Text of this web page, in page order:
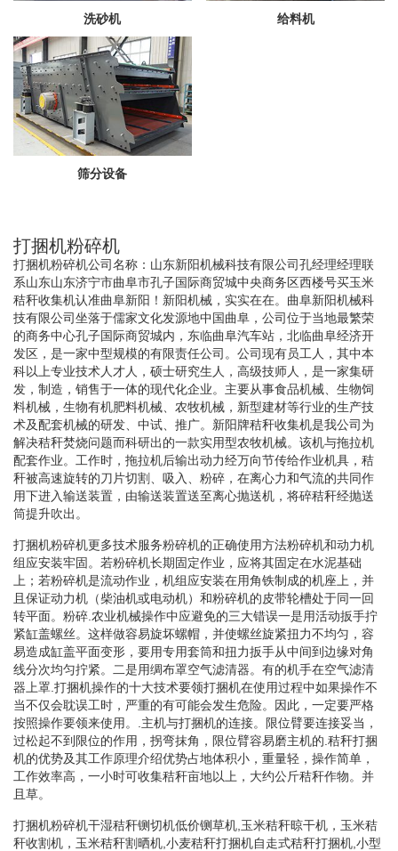
洗砂机 给料机
筛分设备
打捆机粉碎机
打捆机粉碎机公司名称：山东新阳机械科技有限公司孔经理经理联
系山东山东济宁市曲阜市孔子国际商贸城中央商务区西楼号买玉米
秸秆收集机认准曲阜新阳！新阳机械，实实在在。曲阜新阳机械科
技有限公司坐落于儒家文化发源地中国曲阜，公司位于当地最繁荣
的商务中心孔子国际商贸城内，东临曲阜汽车站，北临曲阜经济开
发区，是一家中型规模的有限责任公司。公司现有员工人，其中本
科以上专业技术人才人，硕士研究生人，高级技师人，是一家集研
发，制造，销售于一体的现代化企业。主要从事食品机械、生物饲
料机械，生物有机肥料机械、农牧机械，新型建材等行业的生产技
术及配套机械的研发、中试、推广。新阳牌秸秆收集机是我公司为
解决秸秆焚烧问题而科研出的一款实用型农牧机械。该机与拖拉机
配套作业。工作时，拖拉机后输出动力经万向节传给作业机具，秸
秆被高速旋转的刀片切割、吸入、粉碎，在离心力和气流的共同作
用下进入输送装置，由输送装置送至离心抛送机，将碎秸秆经抛送
筒提升吹出。
打捆机粉碎机更多技术服务粉碎机的正确使用方法粉碎机和动力机
组应安装牢固。若粉碎机长期固定作业，应将其固定在水泥基础
上；若粉碎机是流动作业，机组应安装在用角铁制成的机座上，并
且保证动力机（柴油机或电动机）和粉碎机的皮带轮槽处于同一回
转平面。粉碎.农业机械操作中应避免的三大错误一是用活动扳手拧
紧缸盖螺丝。这样做容易旋坏螺帽，并使螺丝旋紧扭力不均匀，容
易造成缸盖平面变形，要用专用套筒和扭力扳手从中间到边缘对角
线分次均匀拧紧。二是用绸布罩空气滤清器。有的机手在空气滤清
器上罩.打捆机操作的十大技术要领打捆机在使用过程中如果操作不
当不仅会耽误工时，严重的有可能会发生危险。因此，一定要严格
按照操作要领来使用。.主机与打捆机的连接。限位臂要连接妥当，
过松起不到限位的作用，拐弯抹角，限位臂容易磨主机的.秸秆打捆
机的优势及其工作原理介绍优势占地体积小，重量轻，操作简单，
工作效率高，一小时可收集秸秆亩地以上，大约公斤秸秆作物。并
且草。
打捆机粉碎机干湿秸秆铡切机低价铡草机,玉米秸秆晾干机，玉米秸
秆收割机，玉米秸秆割晒机,小麦秸秆打捆机自走式秸秆打捆机,小型